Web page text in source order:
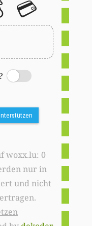
💳
0
nur in
und nicht